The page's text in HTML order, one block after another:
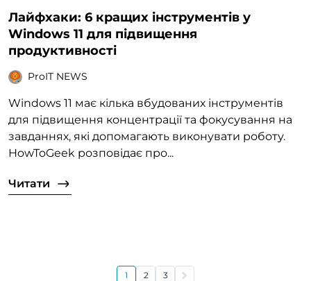
Лайфхаки: 6 кращих інструментів у
Windows 11 для підвищення
продуктивності
ProIT NEWS
Windows 11 має кілька вбудованих інструментів
для підвищення концентрації та фокусування на
завданнях, які допомагають виконувати роботу.
HowToGeek розповідає про...
Читати
1 2 3